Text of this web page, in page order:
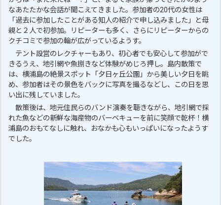
なあたたかな会話が聞こえてきました。参加者の20代の女性は
「過去に参加したことがある知人の紹介で申し込みました」と母
親と２人で初参加。リピーターも多く、さらにリピーターからの
クチコミで参加の輪が広がっているようす。
テント設営のレクチャーもあり、初心者でも安心して参加がで
きるうえ、地引網や魚捌きなど体験がめじろ押し。島内散策で
は、横浦島の絶景スポット「夕日ヶ丘公園」から美しい夕日を眺
め、参加者はその景色をバックに写真を撮るなどし、この日を思
い出に残していました。
散策後は、地元住民らのバンド演奏を聴きながら、地引網で採
れた魚などの新鮮な海産物のバーベキューを前に笑顔で乾杯！横
浦島のおもてなしに触れ、おなかも心もいっぱいになったようす
でした。